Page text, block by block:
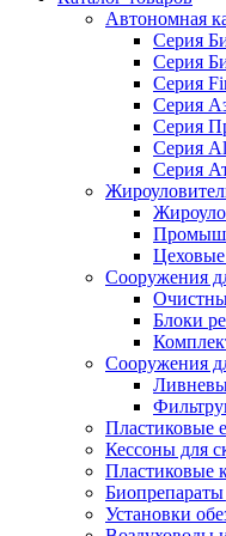
Автономная
Серия
Серия
Серия
Серия
Серия
Серия
Серия
Сооружения
Блоки
Сооружения
Пластиковые
Кессоны для
Пластиковые
Установки